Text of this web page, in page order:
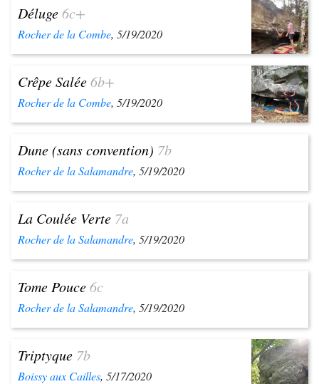
Déluge6c+
Rocher de la Combe, 5/19/2020
Crêpe Salée6b+
Rocher de la Combe, 5/19/2020
Dune (sans convention) 7b
Rocher de la Salamandre, 5/19/2020
La Coulée Verte 7a
Rocher de la Salamandre, 5/19/2020
Tome Pouce6c
Rocher de la Salamandre, 5/19/2020
Triptyque 7b
Boissy aux Cailles, 5/17/2020